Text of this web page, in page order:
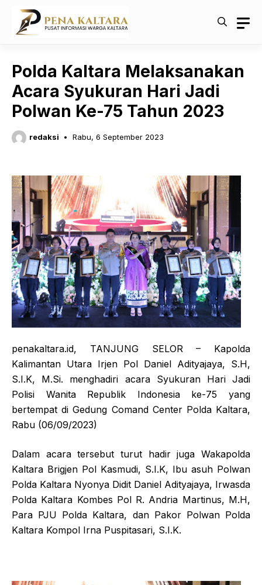
Langsung
Polda Kaltara Melaksanakan
Acara Syukuran Hari Jadi
Polwan Ke-75 Tahun 2023
redaksi Rabu, 6 September 2023
penakaltara.id, TANJUNG SELOR – Kapolda
Kalimantan Utara Irjen Pol Daniel Adityajaya, S.H,
S.I.K, M.Si. menghadiri acara Syukuran Hari Jadi
Polisi Wanita Republik Indonesia ke-75 yang
bertempat di Gedung Comand Center Polda Kaltara,
Rabu (06/09/2023)
Dalam acara tersebut turut hadir juga Wakapolda
Kaltara Brigjen Pol Kasmudi, S.I.K, Ibu asuh Polwan
Polda Kaltara Nyonya Didit Daniel Adityajaya, Irwasda
Polda Kaltara Kombes Pol R. Andria Martinus, M.H,
Para PJU Polda Kaltara, dan Pakor Polwan Polda
Kaltara Kompol Irna Puspitasari, S.I.K.